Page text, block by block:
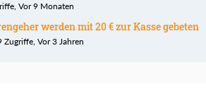
Vor 9 Monaten
werden mit 20 € zur Kasse gebeten
Vor 3 Jahren